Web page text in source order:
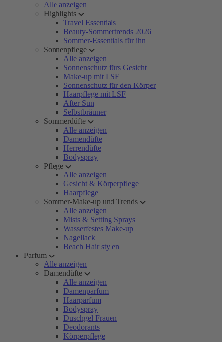
Alle anzeigen
Highlights
Travel Essentials
Beauty-Sommertrends 2026
Sommer-Essentials für ihn
Sonnenpflege
Alle anzeigen
Sonnenschutz fürs Gesicht
Make-up mit LSF
Sonnenschutz für den Körper
Haarpflege mit LSF
After Sun
Selbstbräuner
Sommerdüfte
Alle anzeigen
Damendüfte
Herrendüfte
Bodyspray
Pflege
Alle anzeigen
Gesicht & Körperpflege
Haarpflege
Sommer-Make-up und Trends
Alle anzeigen
Mists & Setting Sprays
Wasserfestes Make-up
Nagellack
Beach Hair stylen
Parfum
Alle anzeigen
Damendüfte
Alle anzeigen
Damenparfum
Haarparfum
Bodyspray
Duschgel Frauen
Deodorants
Körperpflege